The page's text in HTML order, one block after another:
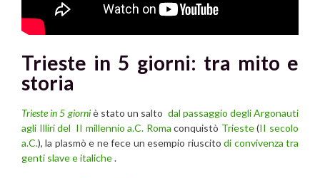
Trieste in 5 giorni: tra mito e
storia
Trieste in 5 giorniè stato un salto dal passaggio degli Argonauti
agli Illiri del II millennio a.C. Roma conquistò Trieste(II secolo
a.C.), la plasmò e ne fece un esempio riuscitodi convivenza tra
genti slave e italiche.